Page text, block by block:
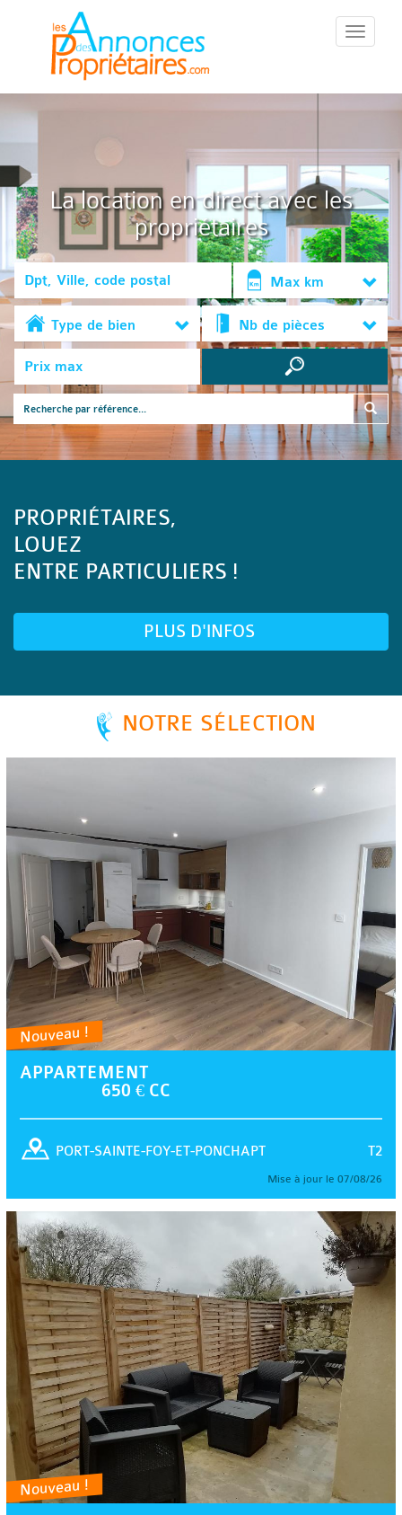
::Menu::
La location en direct avec les
propriétaires
Max km
Type de bien Nb de pièces
PROPRIÉTAIRES,
LOUEZ
ENTRE PARTICULIERS !
PLUS D'INFOS
NOTRE SÉLECTION
Nouveau !
APPARTEMENT
650 € CC
T2
PORT-SAINTE-FOY-ET-PONCHAPT
Mise à jour le 07/08/26
Nouveau !